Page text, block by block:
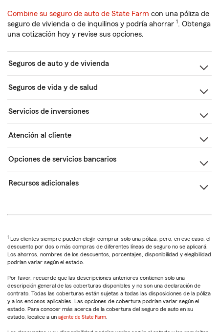
Combine su seguro de auto de State Farm con una póliza de
seguro de vivienda o de inquilinos y podría ahorrar 1. Obtenga
una cotización hoy y revise sus opciones.
Seguros de auto y de vivienda
Seguros de vida y de salud
Servicios de inversiones
Atención al cliente
Opciones de servicios bancarios
Recursos adicionales
1 Los clientes siempre pueden elegir comprar solo una póliza, pero, en ese caso, el
descuento por dos o más compras de diferentes líneas de seguro no se aplicará.
Los ahorros, nombres de los descuentos, porcentajes, disponibilidad y elegibilidad
podrían variar según el estado.
Por favor, recuerde que las descripciones anteriores contienen solo una
descripción general de las coberturas disponibles y no son una declaración de
contrato. Todas las coberturas están sujetas a todas las disposiciones de la póliza
y a los endosos aplicables. Las opciones de cobertura podrían variar según el
estado. Para conocer más acerca de la cobertura del seguro de auto en su
estado, localice a un agente de State Farm